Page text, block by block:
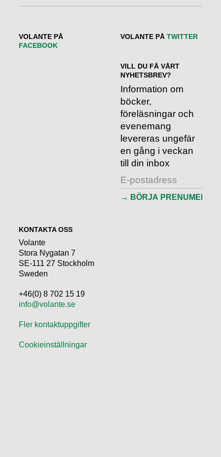
VOLANTE PÅ
FACEBOOK
VOLANTE PÅ TWITTER
VILL DU FÅ VÅRT
NYHETSBREV?
Information om
böcker,
föreläsningar och
evenemang
levereras ungefär
en gång i veckan
till din inbox
KONTAKTA OSS
Volante
Stora Nygatan 7
SE-111 27 Stockholm
Sweden
+46(0) 8 702 15 19
info@volante.se
Fler kontaktuppgifter
Cookieinställningar